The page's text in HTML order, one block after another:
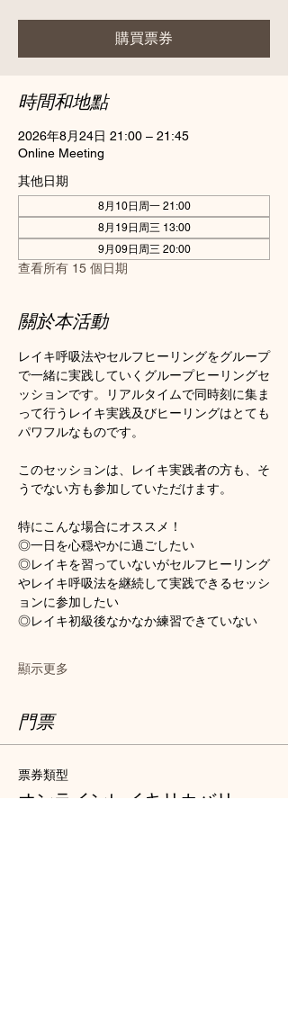
購買票券
時間和地點
2026年8月24日 21:00 – 21:45
Online Meeting
其他日期
8月10日周一 21:00
8月19日周三 13:00
9月09日周三 20:00
查看所有 15 個日期
關於本活動
レイキ呼吸法やセルフヒーリングをグループ
で一緒に実践していくグループヒーリングセ
ッションです。リアルタイムで同時刻に集ま
って行うレイキ実践及びヒーリングはとても
パワフルなものです。
このセッションは、レイキ実践者の方も、そ
うでない方も参加していただけます。
特にこんな場合にオススメ！
◎一日を心穏やかに過ごしたい
◎レイキを習っていないがセルフヒーリング
やレイキ呼吸法を継続して実践できるセッシ
ョンに参加したい
◎レイキ初級後なかなか練習できていない
顯示更多
門票
票券類型
オンラインレイキリカバリー